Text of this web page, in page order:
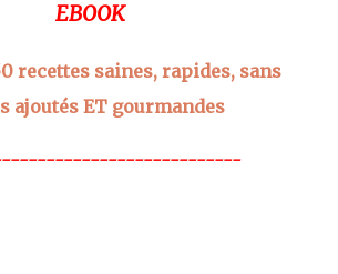
EBOOK
recettes saines, rapides, sans
ajoutés ET gourmandes